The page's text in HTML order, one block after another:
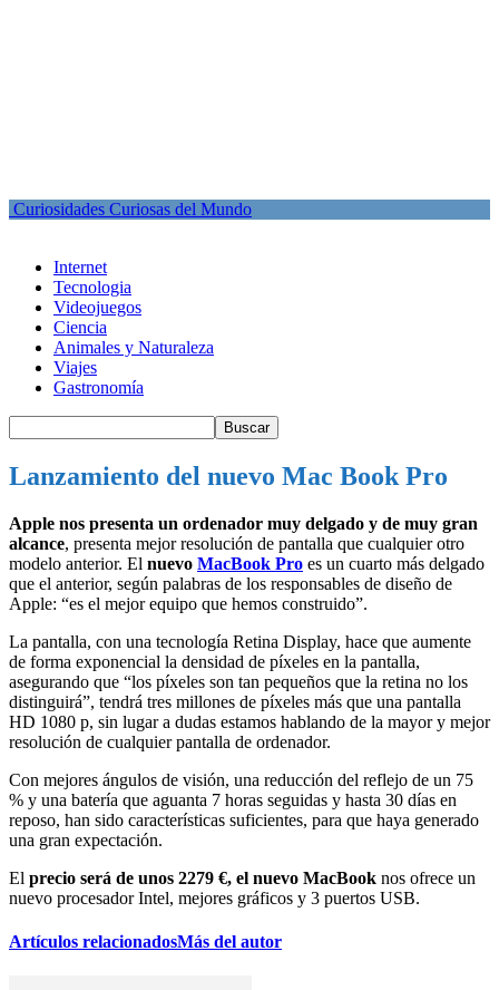
Curiosidades Curiosas del Mundo
Internet
Tecnologia
Videojuegos
Ciencia
Animales y Naturaleza
Viajes
Gastronomía
Lanzamiento del nuevo Mac Book Pro
Apple nos presenta un ordenador muy delgado y de muy gran
alcance, presenta mejor resolución de pantalla que cualquier otro
modelo anterior. El nuevo MacBook Pro es un cuarto más delgado
que el anterior, según palabras de los responsables de diseño de
Apple: “es el mejor equipo que hemos construido”.
La pantalla, con una tecnología Retina Display, hace que aumente
de forma exponencial la densidad de píxeles en la pantalla,
asegurando que “los píxeles son tan pequeños que la retina no los
distinguirá”, tendrá tres millones de píxeles más que una pantalla
HD 1080 p, sin lugar a dudas estamos hablando de la mayor y mejor
resolución de cualquier pantalla de ordenador.
Con mejores ángulos de visión, una reducción del reflejo de un 75
% y una batería que aguanta 7 horas seguidas y hasta 30 días en
reposo, han sido características suficientes, para que haya generado
una gran expectación.
El precio será de unos 2279 €, el nuevo MacBook nos ofrece un
nuevo procesador Intel, mejores gráficos y 3 puertos USB.
Artículos relacionadosMás del autor